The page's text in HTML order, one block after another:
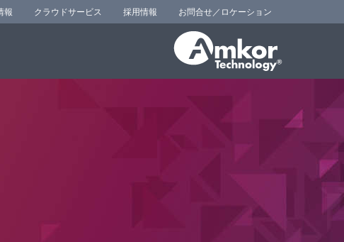
報 クラウドサービス 採用情報 お問合せ／ロケーション